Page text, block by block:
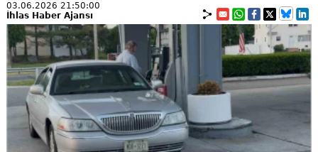
03.06.2026 21:50:00
İhlas Haber Ajansı